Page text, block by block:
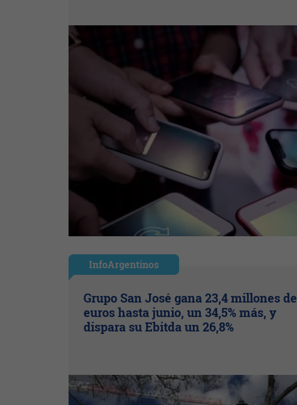
InfoArgentinos
Grupo San José gana 23,4 millones de
euros hasta junio, un 34,5% más, y
dispara su Ebitda un 26,8%